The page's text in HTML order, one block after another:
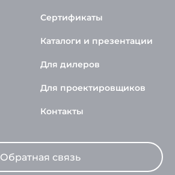
Сертификаты
Каталоги и презентации
Для дилеров
Для проектировщиков
Контакты
Обратная связь